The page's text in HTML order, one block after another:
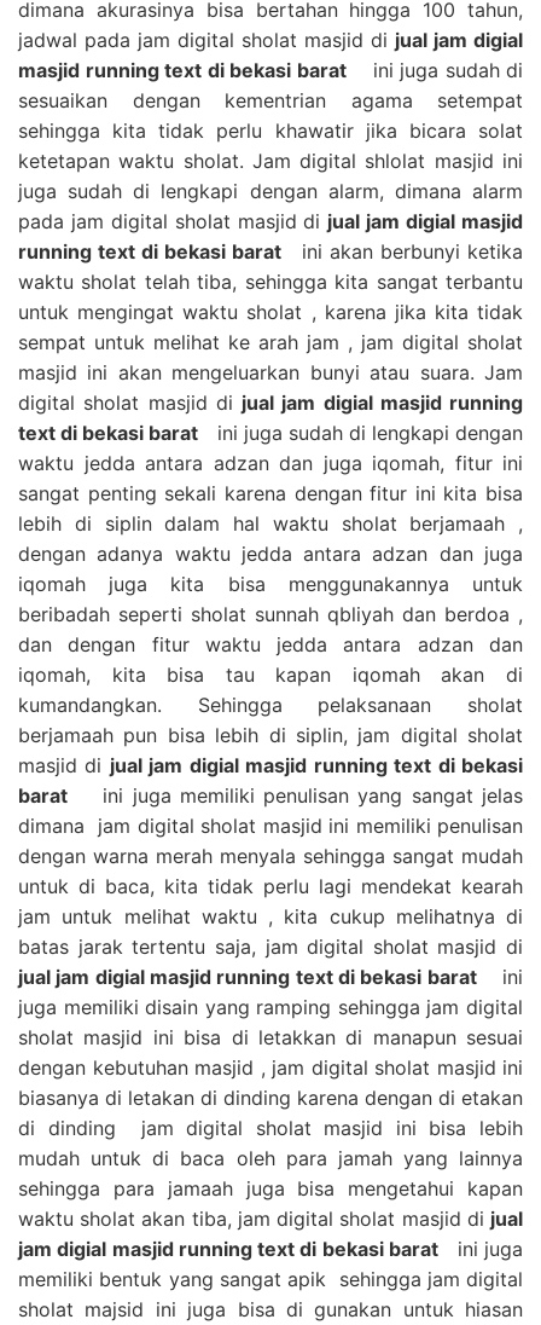
dimana akurasinya bisa bertahan hingga 100 tahun,
jadwal pada jam digital sholat masjid di jual jam digial
masjid running text di bekasi baratini juga sudah di
sesuaikan dengan kementrian agama setempat
sehingga kita tidak perlu khawatir jika bicara solat
ketetapan waktu sholat. Jam digital shlolat masjid ini
juga sudah di lengkapi dengan alarm, dimana alarm
pada jam digital sholat masjid di jual jam digial masjid
running text di bekasi baratini akan berbunyi ketika
waktu sholat telah tiba, sehingga kita sangat terbantu
untuk mengingat waktu sholat , karena jika kita tidak
sempat untuk melihat ke arah jam , jam digital sholat
masjid ini akan mengeluarkan bunyi atau suara. Jam
digital sholat masjid di jual jam digial masjid running
text di bekasi barat ini juga sudah di lengkapi dengan
waktu jedda antara adzan dan juga iqomah, fitur ini
sangat penting sekali karena dengan fitur ini kita bisa
lebih di siplin dalam hal waktu sholat berjamaah ,
dengan adanya waktu jedda antara adzan dan juga
iqomah juga kita bisa menggunakannya untuk
beribadah seperti sholat sunnah qbliyah dan berdoa ,
dan dengan fitur waktu jedda antara adzan dan
iqomah, kita bisa tau kapan iqomah akan di
kumandangkan. Sehingga pelaksanaan sholat
berjamaah pun bisa lebih di siplin, jam digital sholat
masjid di jual jam digial masjid running text di bekasi
barat ini juga memiliki penulisan yang sangat jelas
dimana jam digital sholat masjid ini memiliki penulisan
dengan warna merah menyala sehingga sangat mudah
untuk di baca, kita tidak perlu lagi mendekat kearah
jam untuk melihat waktu , kita cukup melihatnya di
batas jarak tertentu saja, jam digital sholat masjid di
jual jam digial masjid running text di bekasi baratini
juga memiliki disain yang ramping sehingga jam digital
sholat masjid ini bisa di letakkan di manapun sesuai
dengan kebutuhan masjid , jam digital sholat masjid ini
biasanya di letakan di dinding karena dengan di etakan
di dinding jam digital sholat masjid ini bisa lebih
mudah untuk di baca oleh para jamah yang lainnya
sehingga para jamaah juga bisa mengetahui kapan
waktu sholat akan tiba, jam digital sholat masjid di jual
jam digial masjid running text di bekasi baratini juga
memiliki bentuk yang sangat apik sehingga jam digital
sholat majsid ini juga bisa di gunakan untuk hiasan